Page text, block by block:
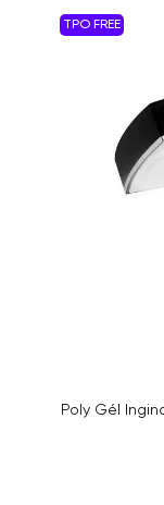
TPO FREE
Poly Gél